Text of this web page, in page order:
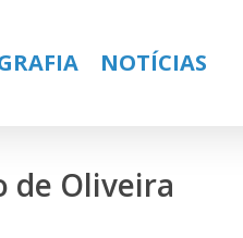
NOTÍCIAS
de Oliveira